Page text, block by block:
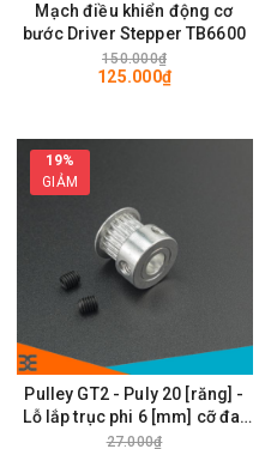
Mạch điều khiển động cơ
bước Driver Stepper TB6600
150.000₫
125.000₫
19%
GIẢM
Pulley GT2 - Puly 20 [răng] -
Lỗ lắp trục phi 6 [mm] cỡ đai
rộng 6mm
27.000₫